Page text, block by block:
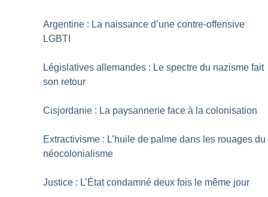
Argentine : La naissance d’une contre-offensive
LGBTI
Législatives allemandes : Le spectre du nazisme fait
son retour
Cisjordanie : La paysannerie face à la colonisation
Extractivisme : L’huile de palme dans les rouages du
néocolonialisme
Justice : L’État condamné deux fois le même jour